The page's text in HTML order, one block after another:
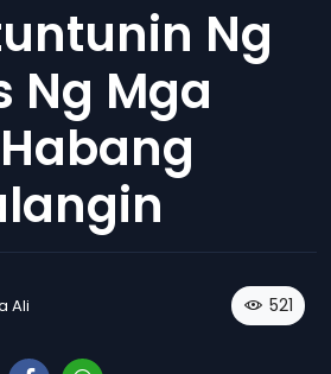
Ng
Ng Mga
Ali 521